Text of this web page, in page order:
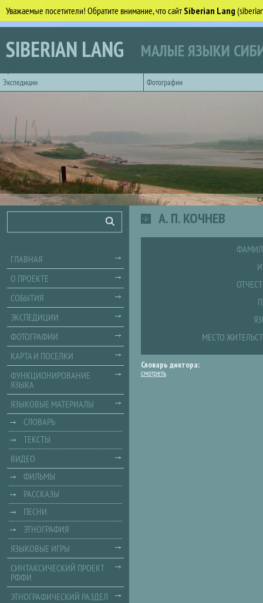
Уважаемые посетители! Обратите внимание, что сайтSiberian Lang
Перейти к основному содержанию
SIBERIAN LANG МАЛЫЕ ЯЗЫКИ
Экспедиции
Фотографии
А. П. КОЧНЕВ
МЕСТО
Словарь диктора:
смотреть
Поиск
ГЛАВНАЯ
О ПРОЕКТЕ
СОБЫТИЯ
ЭКСПЕДИЦИИ
ФОТОГРАФИИ
КАРТА И ПОСЕЛКИ
ФУНКЦИОНИРОВАНИЕ
ЯЗЫКА
ЯЗЫКОВЫЕ МАТЕРИАЛЫ
СЛОВАРЬ
ТЕКСТЫ
ВИДЕО
ФИЛЬМЫ
РАССКАЗЫ
ПЕСНИ
ЭТНОГРАФИЯ
ЯЗЫКОВЫЕ ИГРЫ
СИНТАКСИЧЕСКИЙ ПРОЕКТ
РФФИ
ЭТНОГРАФИЧЕСКИЙ РАЗДЕЛ